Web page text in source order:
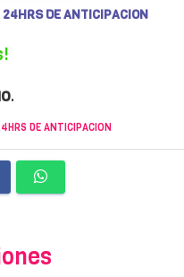
24HRS DE ANTICIPACION
.
DE ANTICIPACION